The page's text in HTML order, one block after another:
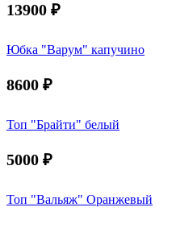
13900 ₽
Юбка "Варум" капучино
8600 ₽
Топ "Брайти" белый
5000 ₽
Топ "Вальяж" Оранжевый